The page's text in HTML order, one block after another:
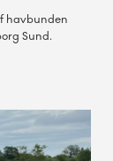
havbunden
Sund.